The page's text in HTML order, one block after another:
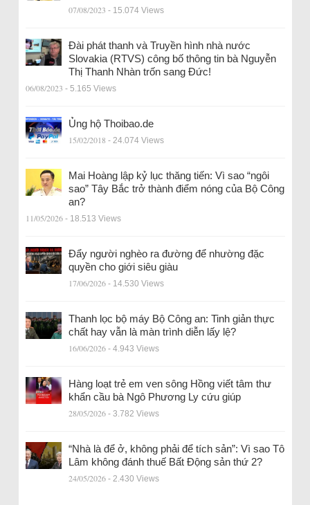
07/08/2023 - 15.074 Views
Đài phát thanh và Truyền hình nhà nước
Slovakia (RTVS) công bố thông tin bà Nguyễn
Thị Thanh Nhàn trốn sang Đức!
06/08/2023 - 5.165 Views
Ủng hộ Thoibao.de
15/02/2018 - 24.074 Views
Mai Hoàng lập kỷ lục thăng tiến: Vì sao “ngôi
sao” Tây Bắc trở thành điểm nóng của Bộ Công
an?
11/05/2026 - 18.513 Views
Đẩy người nghèo ra đường để nhường đặc
quyền cho giới siêu giàu
17/06/2026 - 14.530 Views
Thanh lọc bộ máy Bộ Công an: Tinh giản thực
chất hay vẫn là màn trình diễn lấy lệ?
16/06/2026 - 4.943 Views
Hàng loạt trẻ em ven sông Hồng viết tâm thư
khẩn cầu bà Ngô Phương Ly cứu giúp
28/05/2026 - 3.782 Views
“Nhà là để ở, không phải để tích sản”: Vì sao Tô
Lâm không đánh thuế Bất Động sản thứ 2?
24/05/2026 - 2.430 Views